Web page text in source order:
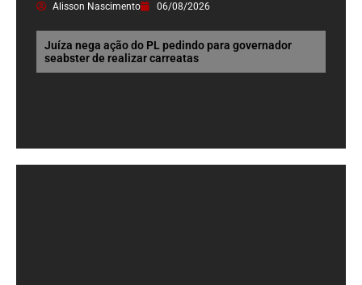
Alisson Nascimento 06/08/2026
Juíza nega ação do PL pedindo para governador
seabster de realizar carreatas